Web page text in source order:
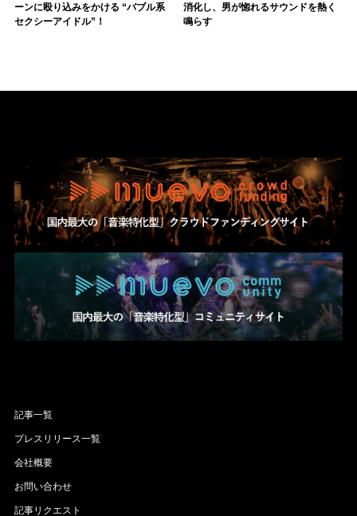
ーンに殴り込みをかける “バブル系
セクシーアイドル”！
消化し、男が惚れるサウンドを熱く
鳴らす
記事一覧
プレスリリース一覧
会社概要
お問い合わせ
記事リクエスト